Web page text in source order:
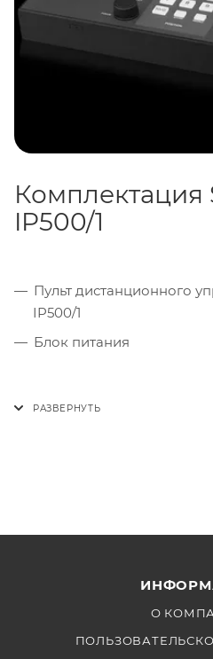
студий, конференц-залов,
учреждений и
Комплектация
IP500/1
Пульт дистанционного
IP500/1
Блок питания
О